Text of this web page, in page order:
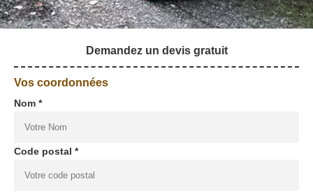
Demandez un devis gratuit
Vos coordonnées
Nom *
Code postal *